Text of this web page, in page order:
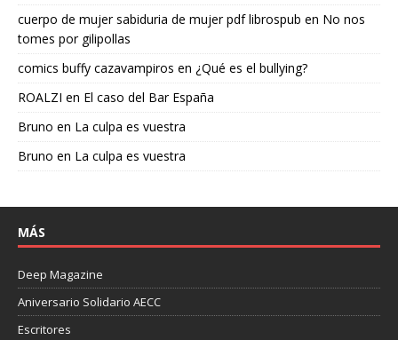
cuerpo de mujer sabiduria de mujer pdf librospub en No nos
tomes por gilipollas
comics buffy cazavampiros en ¿Qué es el bullying?
ROALZI en El caso del Bar España
Bruno en La culpa es vuestra
Bruno en La culpa es vuestra
MÁS
Deep Magazine
Aniversario Solidario AECC
Escritores